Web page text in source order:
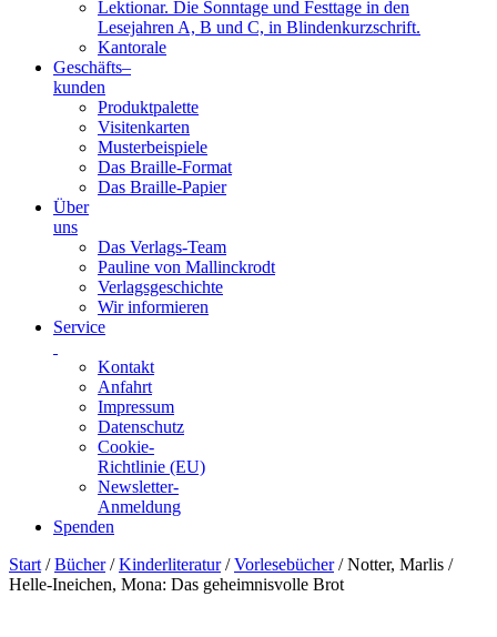
Lektionar. Die Sonntage und Festtage in den
Lesejahren A, B und C, in Blindenkurzschrift.
Kantorale
Geschäfts­–
kunden
Produktpalette
Visitenkarten
Musterbeispiele
Das Braille-Format
Das Braille-Papier
Über
uns
Das Verlags-Team
Pauline von Mallinckrodt
Verlagsgeschichte
Wir informieren
Service
Kontakt
Anfahrt
Impressum
Datenschutz
Cookie-
Richtlinie (EU)
Newsletter-
Anmeldung
Spenden
Skip
to
Start /Bücher/Kinderliteratur/Vorlesebücher/ Notter, Marlis /
Helle-Ineichen, Mona: Das geheimnisvolle Brot